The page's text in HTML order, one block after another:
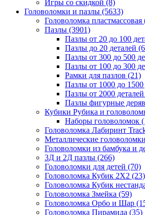
Игры со скидкой (8)
Головоломки и пазлы (5633)
Головоломка пластмассовая
Пазлы (3901)
Пазлы от 20 до 100
Пазлы до 20 деталей
Пазлы от 300 до 500
Пазлы от 100 до 300
Рамки для пазлов (21)
Пазлы от 1000 до 1500
Пазлы от 2000 деталей
Пазлы фигурные
Кубики Рубика и
Наборы головоломок
Головоломка Лабиринт
Металлические головоломки
Головоломки из бамбука и
3Д и 2Д пазлы (266)
Головоломки для детей (70)
Головоломка Кубик 2Х2 (23)
Головоломка Кубик
Головоломка Змейка (59)
Головоломка Орбо и Шар
Головоломка Пирамида (35)